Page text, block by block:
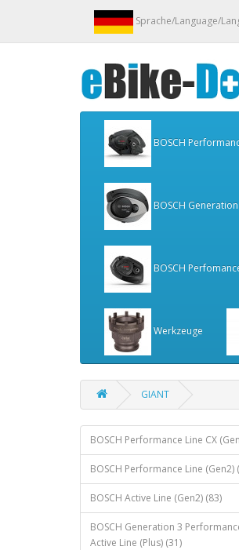
Sprache/Language/
BOSCH
BOSCH
BOSCH
Werkzeuge
GIANT
BOSCH Performance Line CX
BOSCH Performance Line (Gen2)
BOSCH Active Line (Gen2) (83)
BOSCH Generation 3
Active Line (Plus) (31)